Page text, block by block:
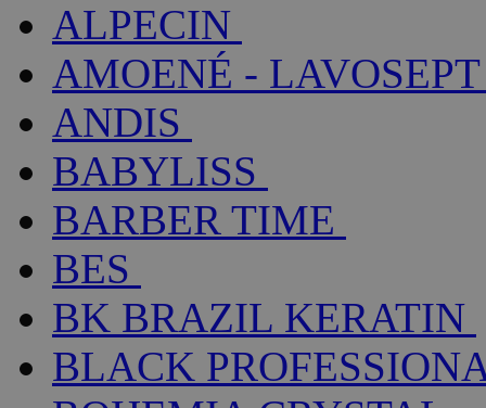
ALPECIN
AMOENÉ - LAVOSEPT
ANDIS
BABYLISS
BARBER TIME
BES
BK BRAZIL KERATIN
BLACK